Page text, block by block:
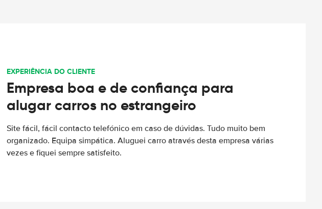
EXPERIÊNCIA DO CLIENTE
Empresa boa e de confiança para
alugar carros no estrangeiro
Site fácil, fácil contacto telefónico em caso de dúvidas. Tudo muito bem
organizado. Equipa simpática. Aluguei carro através desta empresa várias
vezes e fiquei sempre satisfeito.